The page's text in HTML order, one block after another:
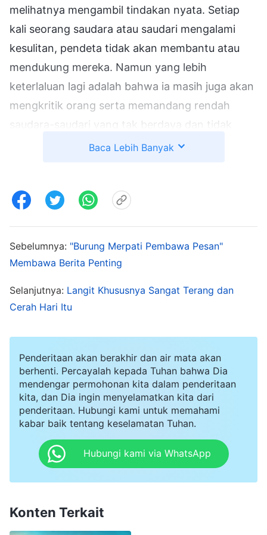
melihatnya mengambil tindakan nyata. Setiap
kali seorang saudara atau saudari mengalami
kesulitan, pendeta tidak akan membantu atau
mendukung mereka. Namun yang lebih
keterlaluan lagi adalah bahwa ia masih juga akan
mengkritik orang serta memandang rendah
saudara-saudari yang tak berdaya dan tidak
punya uang itu. Ketika aku melihat situasi ini di
menjadi tiada bedanya dengan masyarakat pada
aku tidak lagi berpartisipasi dengan begitu aktif
bahkan tidak ingin bernyanyi. Setiap minggu
ketika aku pergi ke gereja, aku akan berdiri di
luar minum kopi atau tidur sebentar di bangku
gereja. Ketika khotbah selesai, aku akan
memberikan sumbangan dan berjalan keluar, dan
aku akan selalu pergi dengan perasaan sedih dan
tak berdaya di hatiku.
Baca Lebih Banyak
Sebelumnya: "Burung Merpati Pembawa Pesan"
Membawa Berita Penting
Selanjutnya: Langit Khususnya Sangat Terang dan
Cerah Hari Itu
Penderitaan akan berakhir dan air mata akan
berhenti. Percayalah kepada Tuhan bahwa Dia
mendengar permohonan kita dalam penderitaan
kita, dan Dia ingin menyelamatkan kita dari
penderitaan. Hubungi kami untuk memahami
kabar baik tentang keselamatan Tuhan.
Hubungi kami via WhatsApp
Konten Terkait